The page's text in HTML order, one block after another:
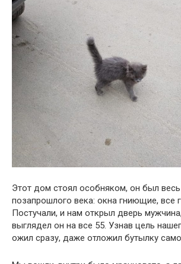
Этот дом стоял особняком, он был
позапрошлого века: окна гниющие, все
Постучали, и нам открыл дверь
выглядел он на все 55. Узнав цель
ожил сразу, даже отложил бутылку